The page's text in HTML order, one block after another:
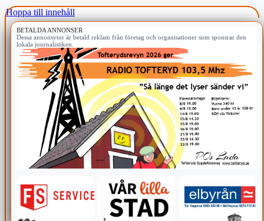
Hoppa till innehåll
BETALDA ANNONSER
Dessa annonsytor är betald reklam från företag och organisationer som sponsrar den
lokala journalistiken.